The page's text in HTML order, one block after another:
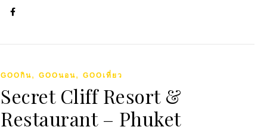
GOOกิน, GOOนอน, GOOเที่ยว
Secret Cliff Resort &
Restaurant – Phuket